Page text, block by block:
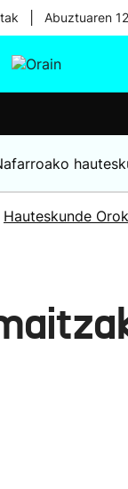
Abuztuaren
Hauteskunde